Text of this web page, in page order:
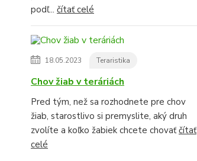
podľ... čítať celé
18.05.2023 Teraristika
Chov žiab v teráriách
Pred tým, než sa rozhodnete pre chov
žiab, starostlivo si premyslite, aký druh
zvolíte a koľko žabiek chcete chovaťčítať
celé